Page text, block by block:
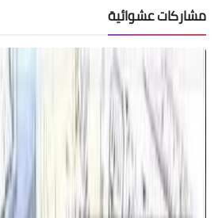
مشاركات عشوائية